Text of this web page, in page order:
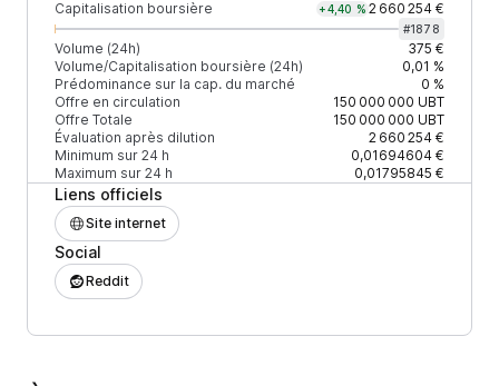
Capitalisation boursière +4,40 % 2 660 254 €
#1878
Volume (24h)
375 €
Volume/Capitalisation boursière (24h)
0,01 %
Prédominance sur la cap. du marché
0 %
Offre en circulation
150 000 000 UBT
Offre Totale
150 000 000 UBT
Évaluation après dilution
2 660 254 €
Minimum sur 24 h
0,01694604 €
Maximum sur 24 h
0,01795845 €
Liens officiels
Site internet
Social
Reddit